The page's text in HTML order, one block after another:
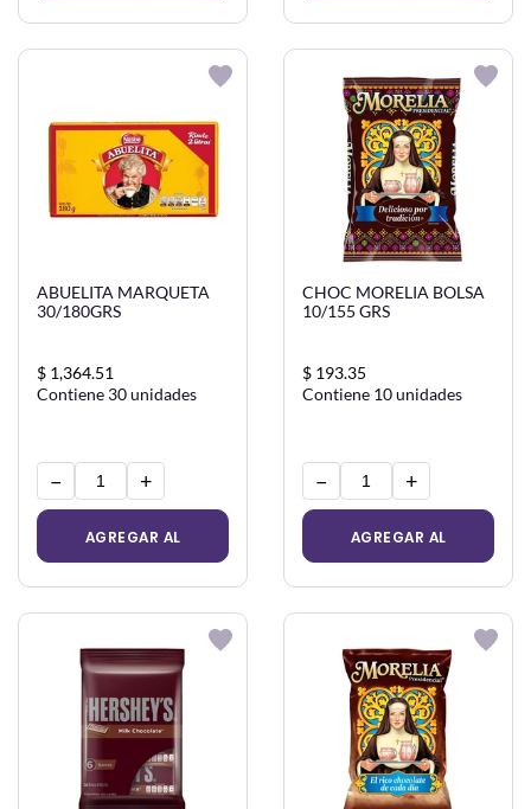
CARRITO CARRITO
ABUELITA MARQUETA
30/180GRS
$ 1,364.51
Contiene 30 unidades
− +
AGREGAR AL
CARRITO
CHOC MORELIA BOLSA
10/155 GRS
$ 193.35
Contiene 10 unidades
− +
AGREGAR AL
CARRITO